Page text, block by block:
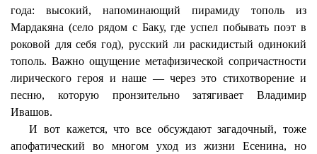
года: высокий, напоминающий пирамиду тополь из
Мардакяна (село рядом с Баку, где успел побывать поэт в
роковой для себя год), русский ли раскидистый одинокий
тополь. Важно ощущение метафизической сопричастности
лирического героя и наше — через это стихотворение и
песню, которую пронзительно затягивает Владимир
Ивашов.
И вот кажется, что все обсуждают загадочный, тоже
апофатический во многом уход из жизни Есенина, но